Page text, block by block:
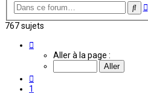
767 sujets
Aller à la page :
1